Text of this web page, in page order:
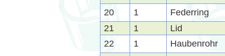
20
1
Federring
21
1
Lid
22
1
Haubenrohr